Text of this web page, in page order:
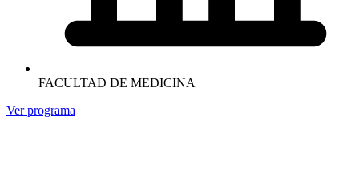
FACULTAD DE MEDICINA
Ver programa